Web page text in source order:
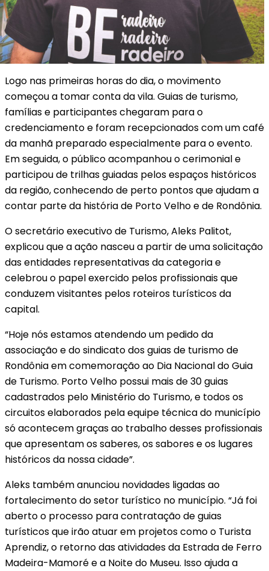
Logo nas primeiras horas do dia, o movimento
começou a tomar conta da vila. Guias de turismo,
famílias e participantes chegaram para o
credenciamento e foram recepcionados com um café
da manhã preparado especialmente para o evento.
Em seguida, o público acompanhou o cerimonial e
participou de trilhas guiadas pelos espaços históricos
da região, conhecendo de perto pontos que ajudam a
contar parte da história de Porto Velho e de Rondônia.
O secretário executivo de Turismo, Aleks Palitot,
explicou que a ação nasceu a partir de uma solicitação
das entidades representativas da categoria e
celebrou o papel exercido pelos profissionais que
conduzem visitantes pelos roteiros turísticos da
capital.
“Hoje nós estamos atendendo um pedido da
associação e do sindicato dos guias de turismo de
Rondônia em comemoração ao Dia Nacional do Guia
de Turismo. Porto Velho possui mais de 30 guias
cadastrados pelo Ministério do Turismo, e todos os
circuitos elaborados pela equipe técnica do município
só acontecem graças ao trabalho desses profissionais
que apresentam os saberes, os sabores e os lugares
históricos da nossa cidade”.
Aleks também anunciou novidades ligadas ao
fortalecimento do setor turístico no município. “Já foi
aberto o processo para contratação de guias
turísticos que irão atuar em projetos como o Turista
Aprendiz, o retorno das atividades da Estrada de Ferro
Madeira-Mamoré e a Noite do Museu. Isso ajuda a